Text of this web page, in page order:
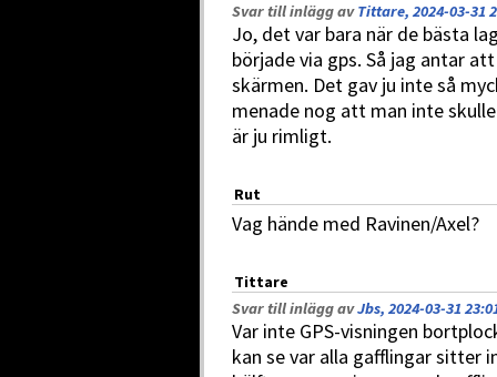
Svar till inlägg avTittare, 2024-03-31
Jo, det var bara när de bästa
började via gps. Så jag antar
skärmen. Det gav ju inte så
menade nog att man inte
är ju rimligt.
Rut
Vag hände med Ravinen/Axel?
Tittare
Svar till inlägg avJbs, 2024-03-31
Var inte GPS-visningen
kan se var alla gafflingar sitter